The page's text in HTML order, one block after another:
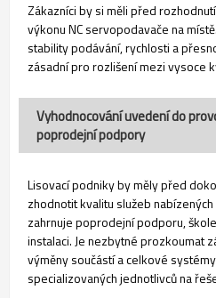
Zákazníci by si měli před
výkonu NC servopodavače na
stability podávání, rychlosti a
zásadní pro rozlišení mezi vysoce
Vyhodnocování uvedení do
poprodejní podpory
Lisovací podniky by měly před
zhodnotit kvalitu služeb
zahrnuje poprodejní podporu,
instalaci. Je nezbytné prozkoumat
výměny součástí a celkové
specializovaných jednotlivců na